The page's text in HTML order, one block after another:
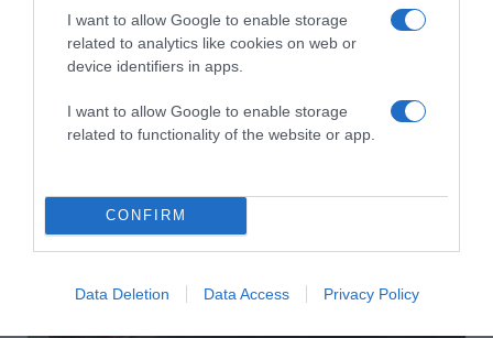
I want to allow Google to enable storage
related to analytics like cookies on web or
device identifiers in apps.
I want to allow Google to enable storage
related to functionality of the website or app.
CONFIRM
Data Deletion Data Access Privacy Policy
HASONLÓ BEJEGYZÉSEK